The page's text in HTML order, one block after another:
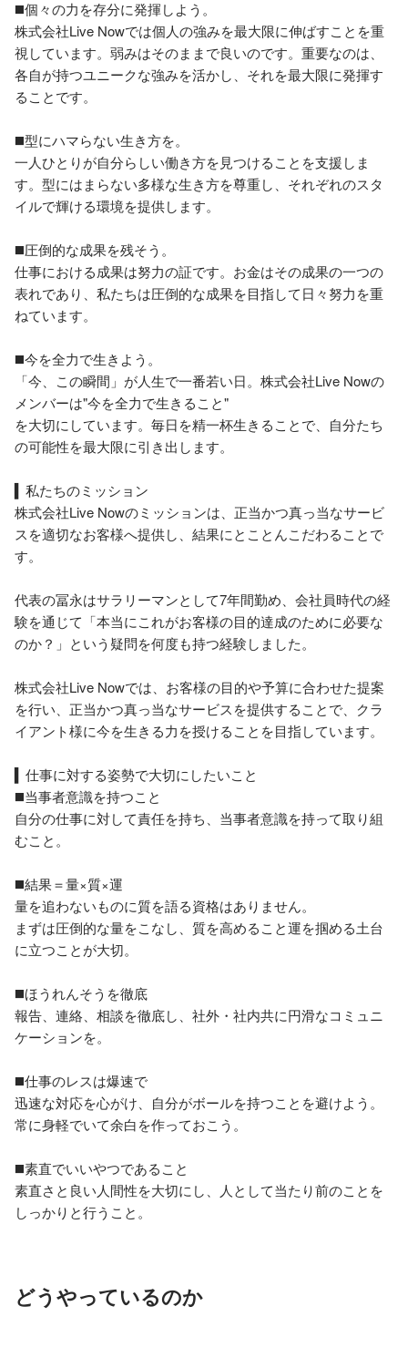
◼️個々の力を存分に発揮しよう。
株式会社Live Nowでは個人の強みを最大限に伸ばすことを重
視しています。弱みはそのままで良いのです。重要なのは、
各自が持つユニークな強みを活かし、それを最大限に発揮す
ることです。
◼️型にハマらない生き方を。
一人ひとりが自分らしい働き方を見つけることを支援しま
す。型にはまらない多様な生き方を尊重し、それぞれのスタ
イルで輝ける環境を提供します。
◼️圧倒的な成果を残そう。
仕事における成果は努力の証です。お金はその成果の一つの
表れであり、私たちは圧倒的な成果を目指して日々努力を重
ねています。
◼️今を全力で生きよう。
「今、この瞬間」が人生で一番若い日。株式会社Live Nowの
メンバーは"今を全力で生きること"
を大切にしています。毎日を精一杯生きることで、自分たち
の可能性を最大限に引き出します。
▍私たちのミッション
株式会社Live Nowのミッションは、正当かつ真っ当なサービ
スを適切なお客様へ提供し、結果にとことんこだわることで
す。
代表の冨永はサラリーマンとして7年間勤め、会社員時代の経
験を通じて「本当にこれがお客様の目的達成のために必要な
のか？」という疑問を何度も持つ経験しました。
株式会社Live Nowでは、お客様の目的や予算に合わせた提案
を行い、正当かつ真っ当なサービスを提供することで、クラ
イアント様に今を生きる力を授けることを目指しています。
▍仕事に対する姿勢で大切にしたいこと
◼️当事者意識を持つこと
自分の仕事に対して責任を持ち、当事者意識を持って取り組
むこと。
◼️結果＝量×質×運
量を追わないものに質を語る資格はありません。
まずは圧倒的な量をこなし、質を高めること運を掴める土台
に立つことが大切。
◼️ほうれんそうを徹底
報告、連絡、相談を徹底し、社外・社内共に円滑なコミュニ
ケーションを。
◼️仕事のレスは爆速で
迅速な対応を心がけ、自分がボールを持つことを避けよう。
常に身軽でいて余白を作っておこう。
◼️素直でいいやつであること
素直さと良い人間性を大切にし、人として当たり前のことを
しっかりと行うこと。
どうやっているのか